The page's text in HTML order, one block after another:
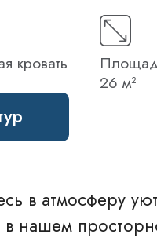
благодаря большому
и эргономичному стулу
Miller. Оцените высокий
и приятную обстановку
Inn, созданные для
пребывания.